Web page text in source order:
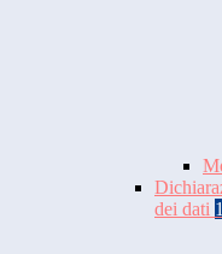
dei dati 1